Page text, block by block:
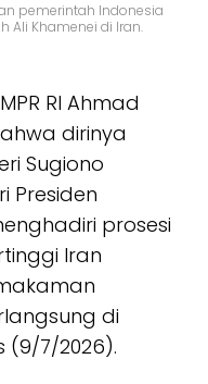
pemerintah Indonesia
Ali Khamenei di Iran.
RI Ahmad
dirinya
Sugiono
Presiden
prosesi
Iran
di
(9/7/2026).